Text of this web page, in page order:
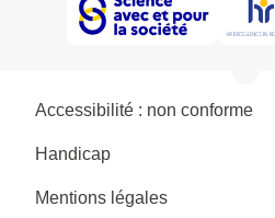
Accessibilité : non conforme
Handicap
Mentions légales